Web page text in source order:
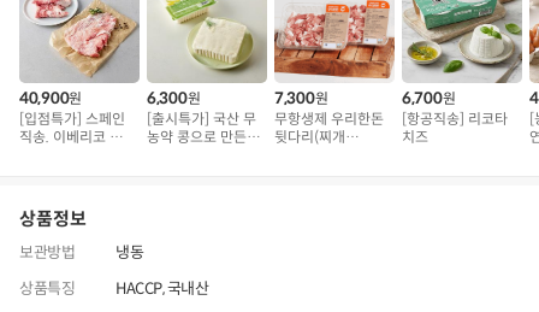
40,900원
[입점특가] 스페인
직송. 이베리코 삼
6,300원
[출시특가] 국산 무
농약 콩으로 만든
7,300원
무항생제 우리한돈
뒷다리(찌개
6,700원
[항공직송] 리코타
치즈
[
상품정보
보관방법
냉동
상품특징
HACCP, 국내산